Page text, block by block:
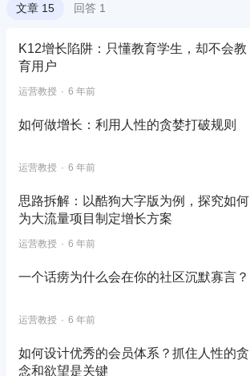
文章 15 回答 1
K12增长陷阱：只懂教育学生，却不会教
育用户
运营教授 6 年前
如何做增长：利用人性的贪婪打破规则
运营教授 6 年前
思路拆解：以酷狗大字版为例，探究如何
为大流量项目制定增长方案
运营教授 6 年前
一个话痨为什么会在你的社区沉默寡言？
运营教授 6 年前
如何设计优秀的会员体系？抓住人性的贪
念和欲望是关键